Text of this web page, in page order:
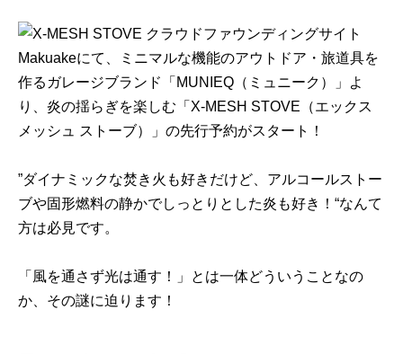
クラウドファウンディングサイト
Makuakeにて、ミニマルな機能のアウトドア・旅道具を
作るガレージブランド「MUNIEQ（ミュニーク）」よ
り、炎の揺らぎを楽しむ「X-MESH STOVE（エックス
メッシュ ストーブ）」の先行予約がスタート！
”ダイナミックな焚き火も好きだけど、アルコールストー
ブや固形燃料の静かでしっとりとした炎も好き！“なんて
方は必見です。
「風を通さず光は通す！」とは一体どういうことなの
か、その謎に迫ります！